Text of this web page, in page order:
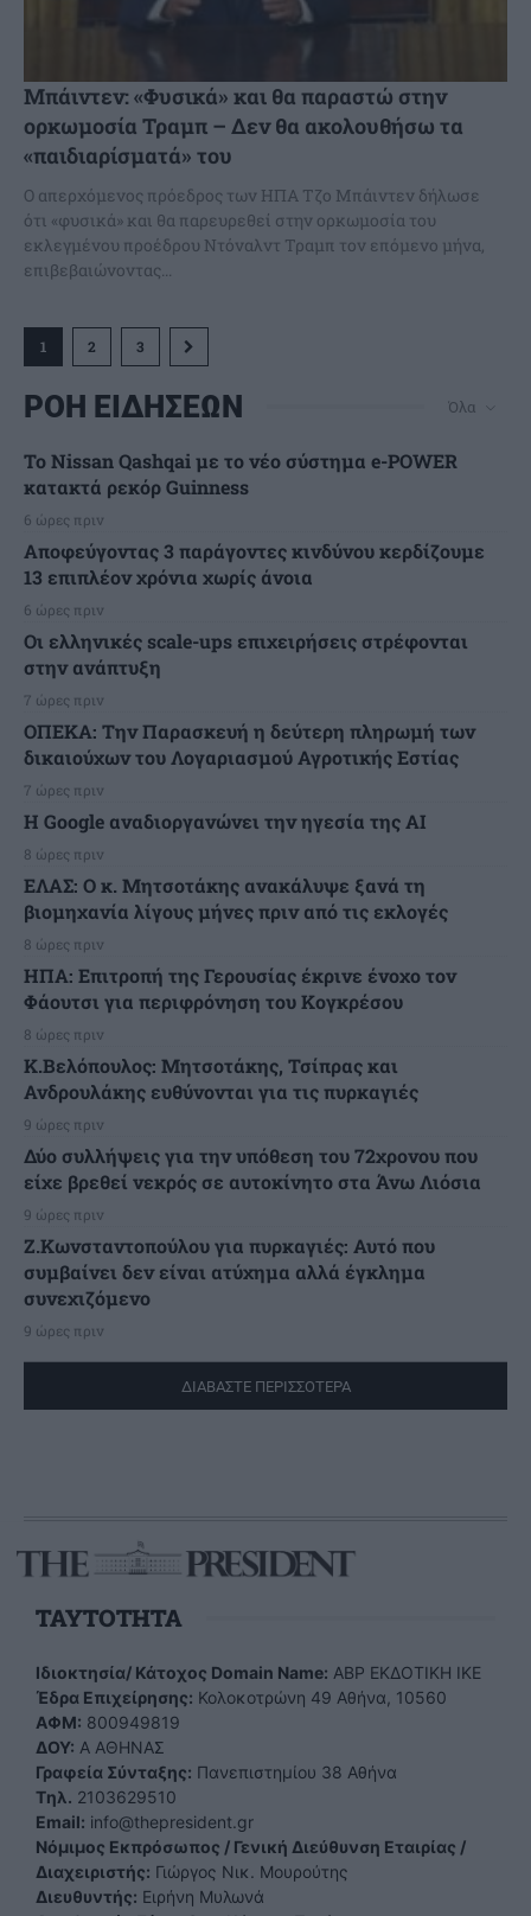
Μπάιντεν: «Φυσικά» και θα παραστώ στην
ορκωμοσία Τραμπ – Δεν θα ακολουθήσω τα
«παιδιαρίσματά» του
Ο απερχόμενος πρόεδρος των ΗΠΑ Τζο Μπάιντεν δήλωσε
ότι «φυσικά» και θα παρευρεθεί στην ορκωμοσία του
εκλεγμένου προέδρου Ντόναλντ Τραμπ τον επόμενο μήνα,
επιβεβαιώνοντας...
1 2 3
ΡΟΗ ΕΙΔΗΣΕΩΝ Όλα
Το Nissan Qashqai με το νέο σύστημα e-POWER
κατακτά ρεκόρ Guinness
6 ώρες πριν
Αποφεύγοντας 3 παράγοντες κινδύνου κερδίζουμε
13 επιπλέον χρόνια χωρίς άνοια
6 ώρες πριν
Οι ελληνικές scale-ups επιχειρήσεις στρέφονται
στην ανάπτυξη
7 ώρες πριν
ΟΠΕΚΑ: Την Παρασκευή η δεύτερη πληρωμή των
δικαιούχων του Λογαριασμού Αγροτικής Εστίας
7 ώρες πριν
H Google αναδιοργανώνει την ηγεσία της AI
8 ώρες πριν
ΕΛΑΣ: Ο κ. Μητσοτάκης ανακάλυψε ξανά τη
βιομηχανία λίγους μήνες πριν από τις εκλογές
8 ώρες πριν
ΗΠΑ: Επιτροπή της Γερουσίας έκρινε ένοχο τον
Φάουτσι για περιφρόνηση του Κογκρέσου
8 ώρες πριν
K.Βελόπουλος: Μητσοτάκης, Τσίπρας και
Ανδρουλάκης ευθύνονται για τις πυρκαγιές
9 ώρες πριν
Δύο συλλήψεις για την υπόθεση του 72χρονου που
είχε βρεθεί νεκρός σε αυτοκίνητο στα Άνω Λιόσια
9 ώρες πριν
Ζ.Κωνσταντοπούλου για πυρκαγιές: Αυτό που
συμβαίνει δεν είναι ατύχημα αλλά έγκλημα
συνεχιζόμενο
9 ώρες πριν
ΔΙΑΒΑΣΤΕ ΠΕΡΙΣΣΟΤΕΡΑ
TAYTOTHTA
Ιδιοκτησία/ Κάτοχος Domain Name: ΑBP ΕΚΔΟΤΙΚΗ ΙΚΕ
Έδρα Επιχείρησης: Κολοκοτρώνη 49 Αθήνα, 10560
ΑΦΜ: 800949819
ΔΟΥ: Α ΑΘΗΝΑΣ
Γραφεία Σύνταξης: Πανεπιστημίου 38 Αθήνα
Tηλ. 2103629510
Email: info@thepresident.gr
Νόμιμος Εκπρόσωπος / Γενική Διεύθυνση Εταιρίας /
Διαχειριστής: Γιώργος Νικ. Μουρούτης
Διευθυντής: Ειρήνη Μυλωνά